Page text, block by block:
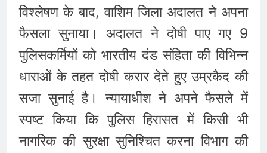
विश्लेषण के बाद, वाशिम जिला अदालत ने अपना
फैसला सुनाया। अदालत ने दोषी पाए गए 9
पुलिसकर्मियों को भारतीय दंड संहिता की विभिन्न
धाराओं के तहत दोषी करार देते हुए उम्रकैद की
सजा सुनाई है। न्यायाधीश ने अपने फैसले में
स्पष्ट किया कि पुलिस हिरासत में किसी भी
नागरिक की सुरक्षा सुनिश्चित करना विभाग की